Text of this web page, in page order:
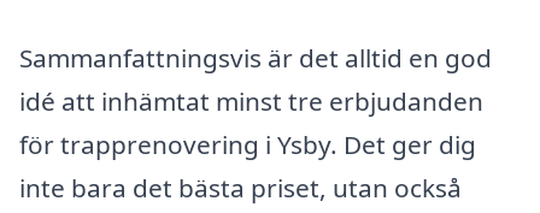
Sammanfattningsvis är det alltid en god
idé att inhämtat minst tre erbjudanden
för trapprenovering i Ysby. Det ger dig
inte bara det bästa priset, utan också